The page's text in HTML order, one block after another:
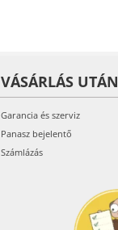
VÁSÁRLÁS UTÁN
Garancia és szerviz
Panasz bejelentő
Számlázás